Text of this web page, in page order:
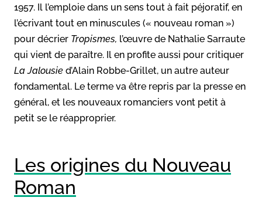
1957. Il l’emploie dans un sens tout à fait péjoratif, en
l’écrivant tout en minuscules (« nouveau roman »)
pour décrier Tropismes, l’œuvre de Nathalie Sarraute
qui vient de paraître. Il en profite aussi pour critiquer
La Jalousie d’Alain Robbe-Grillet, un autre auteur
fondamental. Le terme va être repris par la presse en
général, et les nouveaux romanciers vont petit à
petit se le réapproprier.
Les origines du Nouveau
Roman